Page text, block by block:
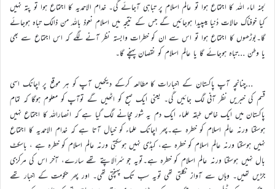
لجنہ اماء اللہ کا اجتماع ہوا تو عالم اسلام پر تباہی آجائے گی۔ خدام الاحمدیہ کا اجتماع ہوا تو پتہ نہیں
کیا خوفناک حالات دُنیا میںپیدا ہوجائیں گے جس کے نتیجہ میں اسلام نعوذ باللہ من ذالک تباہ ہوجائے
گا۔بوڑھوں کا اجتماع ہوا تو اس سے ان کو خطرات وابستہ نظر آنے لگے کہ اس اجتماع سے بھی
یا وطن …تباہ ہوجائے گا یا عالم اسلام کو نقصان پہنچے گا۔
…چنانچہ آپ پاکستان کے اخبارات کا مطالعہ کرکے دیکھیں آپ کو ہر موقع پر اچانک اسی
قسم کی خبریں نظر آنی لگ جائیں گی۔ یعنی ایک صبح کو اٹھیں گے توآپ کو معلوم ہوگا کہ تمام
پاکستان میں ایک خاص طبقہ علماء ایک دم یہ شور مچانے لگ گیا ہے کہ انصاراللہ کا اجتماع نہیں
ہوسکتا ورنہ عالم اسلام کو خطرہ ہے۔پھر اچانک علماء کو خیال آتا ہے کہ خدام الاحمدیہ کا اجتماع
نہیں ہوسکتا ورنہ عالم اسلام کو خطرہ ہے، کبڈی نہیں ہوسکتی ورنہ عالم اسلام کو خطرہ ہے ، باسکٹ
بال نہیں ہوسکتا ورنہ عالم اسلام کو خطرہ ہے۔تویہ جو سُراَلاپتے تھے سارے، آخر اس کی مرکزی
جڑیں تھیں۔ وہاں سے آواز نکلتی تھی تویہ سب تک پہنچتی تھی۔ اور پھر حکومت کے اخبار تھے